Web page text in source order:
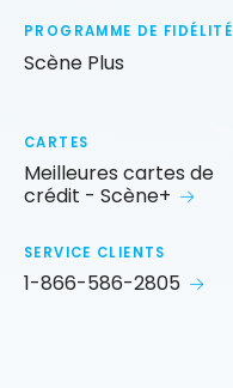
PROGRAMME DE FIDÉLITÉ
Scène Plus
CARTES
Meilleures cartes de
crédit - Scène+
SERVICE CLIENTS
1-866-586-2805